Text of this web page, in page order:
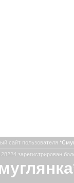
сайт пользователя
зарегистрирован